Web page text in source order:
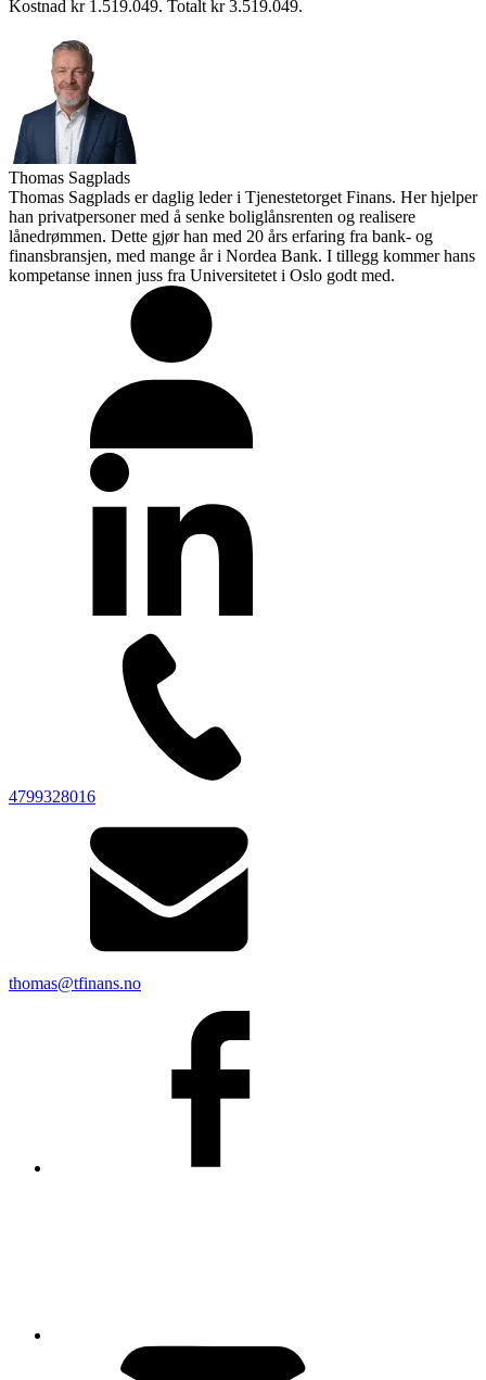
Kostnad kr 1.519.049. Totalt kr 3.519.049.
Thomas Sagplads
Thomas Sagplads er daglig leder i Tjenestetorget Finans. Her hjelper
han privatpersoner med å senke boliglånsrenten og realisere
lånedrømmen. Dette gjør han med 20 års erfaring fra bank- og
finansbransjen, med mange år i Nordea Bank. I tillegg kommer hans
kompetanse innen juss fra Universitetet i Oslo godt med.
4799328016
thomas@tfinans.no